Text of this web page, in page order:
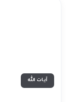
آيات الله